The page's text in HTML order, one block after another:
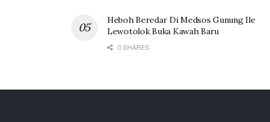
Heboh Beredar Di Medsos Gunung Ile
Lewotolok Buka Kawah Baru
0 SHARES